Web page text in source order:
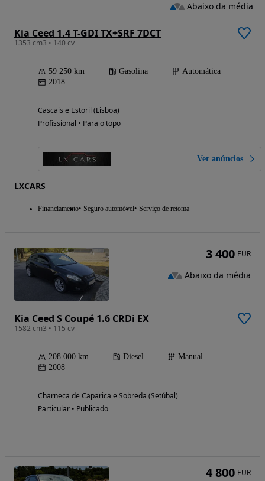
Kia Ceed 1.4 T-GDI TX+SRF 7DCT
1353 cm3 • 140 cv
59 250 km Gasolina
Automática
2018
Cascais e Estoril (Lisboa)
Profissional • Para o topo
Ver anúncios
LXCARS
Financiamento Seguro automóvel Serviço de retoma
Abaixo da média
Kia Ceed S Coupé 1.6 CRDi EX
1582 cm3 • 115 cv
208 000 km Diesel
Manual
2008
Charneca de Caparica e Sobreda (Setúbal)
Particular • Publicado
3 400 EUR
Abaixo da média
4 800 EUR